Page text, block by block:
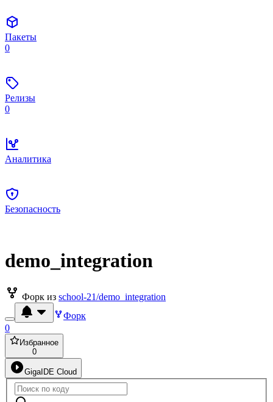
Пакеты
0
Релизы
0
Аналитика
Безопасность
demo_integration
Форк из school-21/demo_integration
Форк
0
Избранное
0
GigaIDE Cloud